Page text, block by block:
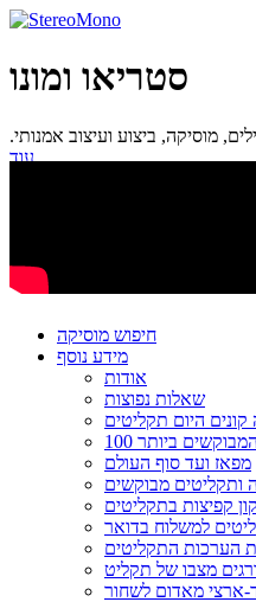
סטריאו ומונו
מוסיקה, ביצוע ועיצוב אמנותי.
עוד...
חיפוש מוסיקה
מידע נוסף
אודות
שאלות נפוצות
קונים היום תקליטים
המבוקשים ביותר
מפאז ועד סוף העולם
ותקליטים מבוקשים
קפיצות בתקליטים
למשלוח בדואר
הערכות התקליטים
מצבו של תקליט
ארצי מאדום לשחור